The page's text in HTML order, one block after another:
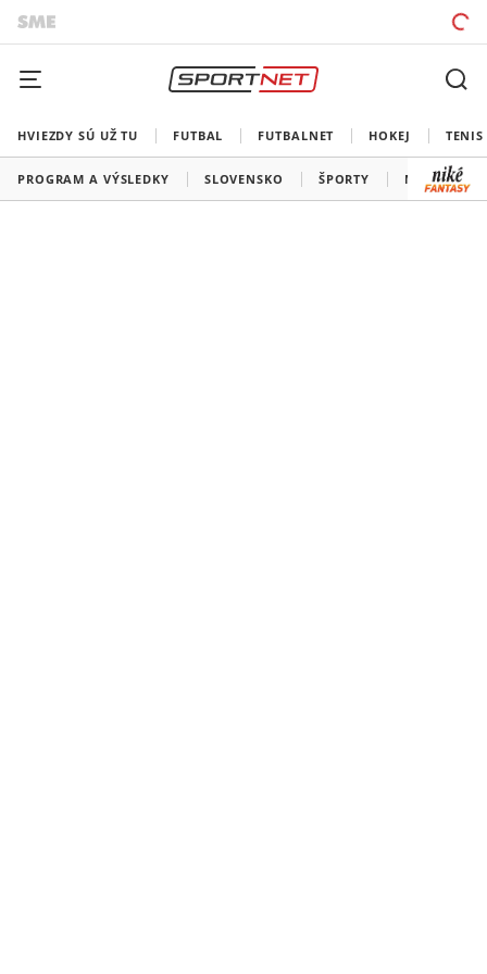
HVIEZDY SÚ UŽ TU FUTBAL FUTBALNET HOKEJ TENIS
PROGRAM A VÝSLEDKY SLOVENSKO ŠPORTY